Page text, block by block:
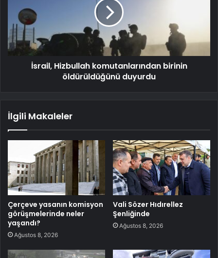
İsrail, Hizbullah komutanlarından birinin
öldürüldüğünü duyurdu
İlgili Makaleler
Çerçeve yasanın komisyon
görüşmelerinde neler
yaşandı?
Ağustos 8, 2026
Vali Sözer Hıdırellez
Şenliğinde
Ağustos 8, 2026